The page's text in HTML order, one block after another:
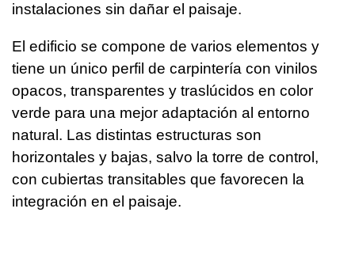
instalaciones sin dañar el paisaje.
El edificio se compone de varios elementos y
tiene un único perfil de carpintería con vinilos
opacos, transparentes y traslúcidos en color
verde para una mejor adaptación al entorno
natural. Las distintas estructuras son
horizontales y bajas, salvo la torre de control,
con cubiertas transitables que favorecen la
integración en el paisaje.